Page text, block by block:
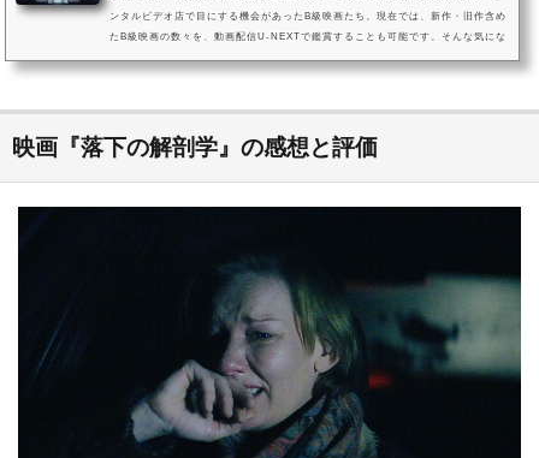
ンタルビデオ店で目にする機会があったB級映画たち。現在では、新作・旧作含め
たB級映画の数々を、動画配信U-NEXTで鑑賞することも可能です。そんな気にな
映画『落下の解剖学』の感想と評価